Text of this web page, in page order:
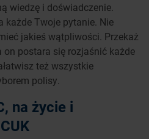
wiedzę i doświadczenie.
każde Twoje pytanie. Nie
jakieś wątpliwości. Przekaż
on postara się rozjaśnić każde
też wszystkie
polisy.
na życie i